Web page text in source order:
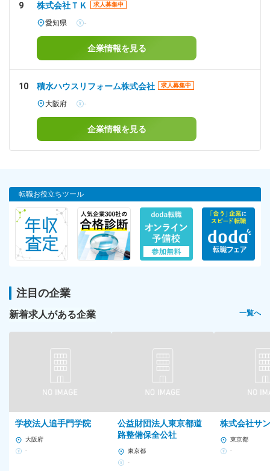
9 株式会社ＴＫ 求人募集中
愛知県 -
企業情報を見る
10 積水ハウスリフォーム株式会社 求人募集中
大阪府 -
企業情報を見る
転職お役立ちツール
注目の企業
新着求人がある企業 一覧へ
学校法人追手門学院
大阪府
-
公益財団法人東京都道
路整備保全公社
東京都
-
株式会社サ
東京都
-